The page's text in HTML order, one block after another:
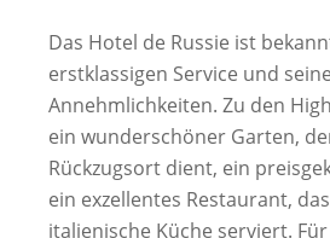
Das Hotel de Russie ist
erstklassigen Service und
Annehmlichkeiten. Zu den
ein wunderschöner Garten,
Rückzugsort dient, ein
ein exzellentes Restaurant,
italienische Küche serviert.